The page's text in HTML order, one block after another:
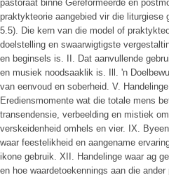
pastoraat binne Gereformeerde en
praktykteorie aangebied vir die
5.5). Die kern van die model of
doelstelling en swaarwigtigste
en beginsels is. II. Dat aanvullende
en musiek noodsaaklik is. Ill. 'n
van eenvoud en soberheid. V.
Erediensmomente wat die totale mens
transendensie, verbeelding en mistiek
verskeidenheid omhels en vier. IX.
waar feestelikheid en aangename
ikone gebruik. XII. Handelinge waar ag
en hoe waardetoekennings aan die ander